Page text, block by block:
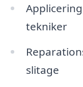
tekniker
slitage